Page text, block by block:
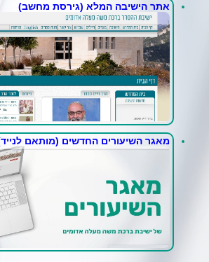
אתר הישיבה המלא (גירסת מחשב)
מאגר השיעורים החדשים (מותאם